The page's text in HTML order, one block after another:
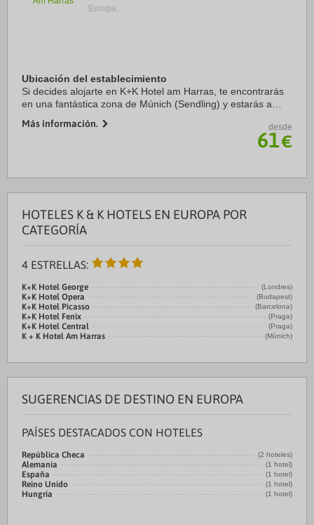
Europa.
Ubicación del establecimiento
Si decides alojarte en K+K Hotel am Harras, te encontrarás
en una fantástica zona de Múnich (Sendling) y estarás a
Marienplatz. Además, este hotel se ...
Más información. desde
61€
HOTELES K & K HOTELS EN EUROPA POR
CATEGORÍA
4 ESTRELLAS:
K+K Hotel George (Londres)
K+K Hotel Opera (Budapest)
K+K Hotel Picasso (Barcelona)
K+K Hotel Fenix (Praga)
K+K Hotel Central (Praga)
K + K Hotel Am Harras (Múnich)
SUGERENCIAS DE DESTINO EN EUROPA
PAÍSES DESTACADOS CON HOTELES
República Checa (2 hoteles)
Alemania (1 hotel)
España (1 hotel)
Reino Unido (1 hotel)
Hungría (1 hotel)